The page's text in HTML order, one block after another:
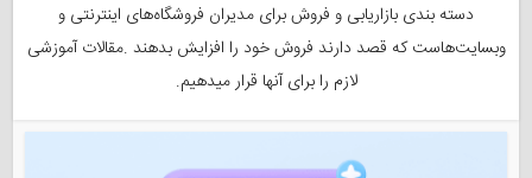
دسته بندی بازاریابی و فروش برای مدیران فروشگاه‌های اینترنتی و
وبسایت‌هاست که قصد دارند فروش خود را افزایش بدهند .مقالات آموزشی
لازم را برای آنها قرار میدهیم.